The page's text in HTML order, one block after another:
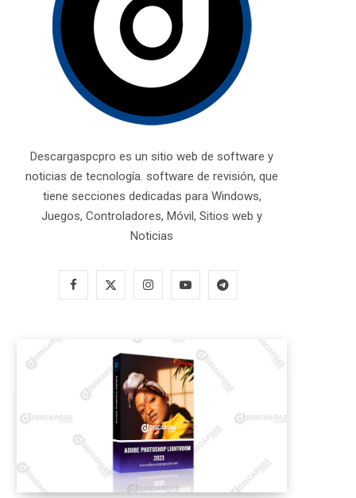
Descargaspcpro es un sitio web de software y
noticias de tecnología. software de revisión, que
tiene secciones dedicadas para Windows,
Juegos, Controladores, Móvil, Sitios web y
Noticias
F
b
o
k
w
i
t
e
I
t
a
g
r
a
Y
T
b
e
T
m